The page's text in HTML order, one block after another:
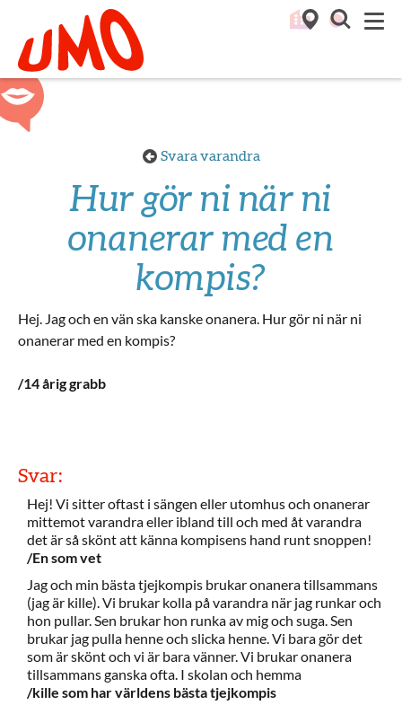
Till startsidan för Umo
Svara varandra
Hur gör ni när ni
onanerar med en
kompis?
Hej. Jag och en vän ska kanske onanera. Hur gör ni när ni
onanerar med en kompis?
/14 årig grabb
Svar:
Hej! Vi sitter oftast i sängen eller utomhus och onanerar
mittemot varandra eller ibland till och med åt varandra
det är så skönt att känna kompisens hand runt snoppen!
/En som vet
Jag och min bästa tjejkompis brukar onanera tillsammans
(jag är kille). Vi brukar kolla på varandra när jag runkar och
hon pullar. Sen brukar hon runka av mig och suga. Sen
brukar jag pulla henne och slicka henne. Vi bara gör det
som är skönt och vi är bara vänner. Vi brukar onanera
tillsammans ganska ofta. I skolan och hemma
/kille som har världens bästa tjejkompis